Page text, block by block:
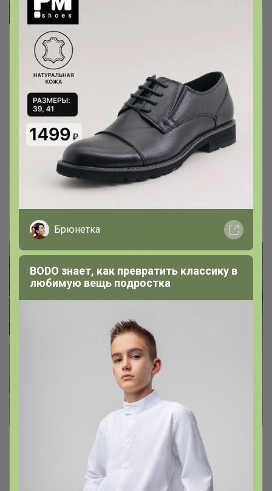
GIPFEL
Термокружка NEW YORK 380 мл —
удобная и надёжная!
- Двойные стенки и вакуумная изоляция
гарантируют, что напиток внутри останется
горячим до 6 часов
- Есть выбор цветов
Светла@я
Уютный, комфортный, практичный и
очень качественный домашний
трикотаж для всей семьи
Брюнетка
BODO знает, как превратить классику в
любимую вещь подростка